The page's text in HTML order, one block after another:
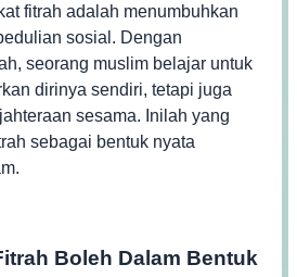
fitrah adalah menumbuhkan
sosial. Dengan
seorang muslim belajar untuk
dirinya sendiri, tetapi juga
sesama. Inilah yang
sebagai bentuk nyata
Boleh Dalam Bentuk